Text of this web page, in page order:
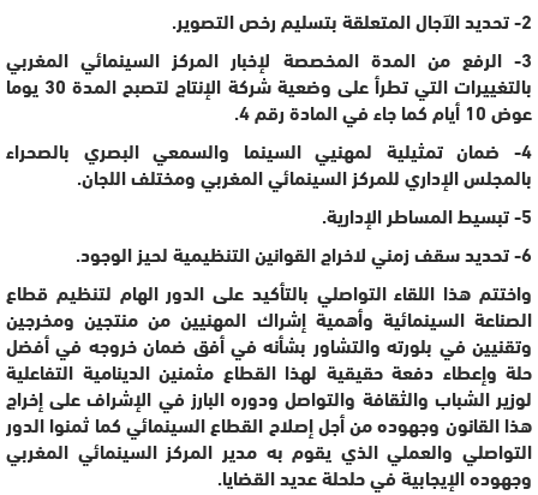
2- تحديد الآجال المتعلقة بتسليم رخص التصوير.
3- الرفع من المدة المخصصة لإخبار المركز السينمائي المغربي
بالتغييرات التي تطرأ على وضعية شركة الإنتاج لتصبح المدة 30 يوما
عوض 10 أيام كما جاء في المادة رقم 4.
4- ضمان تمثيلية لمهنيي السينما والسمعي البصري بالصحراء
بالمجلس الإداري للمركز السينمائي المغربي ومختلف اللجان.
5- تبسيط المساطر الإدارية.
6- تحديد سقف زمني لاخراج القوانين التنظيمية لحيز الوجود.
واختتم هذا اللقاء التواصلي بالتأكيد على الدور الهام لتنظيم قطاع
الصناعة السينمائية وأهمية إشراك المهنيين من منتجين ومخرجين
وتقنيين في بلورته والتشاور بشأنه في أفق ضمان خروجه في أفضل
حلة وإعطاء دفعة حقيقية لهذا القطاع مثمنين الدينامية التفاعلية
لوزير الشباب والثقافة والتواصل ودوره البارز في الإشراف على إخراج
هذا القانون وجهوده من أجل إصلاح القطاع السينمائي كما ثمنوا الدور
التواصلي والعملي الذي يقوم به مدير المركز السينمائي المغربي
وجهوده الإيجابية في حلحلة عديد القضايا.